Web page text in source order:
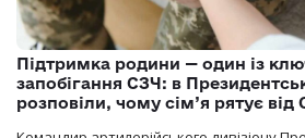
Підтримка родини — один із
запобігання СЗЧ: в
розповіли, чому сім’я рятує від